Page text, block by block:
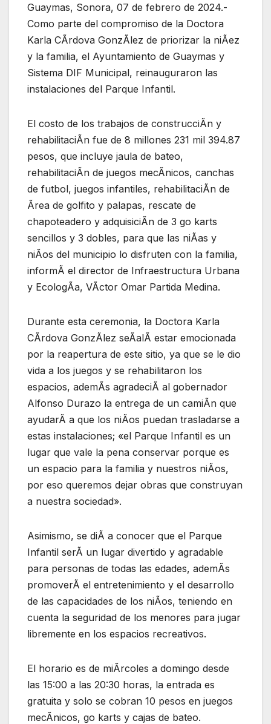
Guaymas, Sonora, 07 de febrero de 2024.-
Como parte del compromiso de la Doctora
Karla CÃrdova GonzÃlez de priorizar la niÃez
y la familia, el Ayuntamiento de Guaymas y
Sistema DIF Municipal, reinauguraron las
instalaciones del Parque Infantil.
El costo de los trabajos de construcciÃn y
rehabilitaciÃn fue de 8 millones 231 mil 394.87
pesos, que incluye jaula de bateo,
rehabilitaciÃn de juegos mecÃnicos, canchas
de futbol, juegos infantiles, rehabilitaciÃn de
Ãrea de golfito y palapas, rescate de
chapoteadero y adquisiciÃn de 3 go karts
sencillos y 3 dobles, para que las niÃas y
niÃos del municipio lo disfruten con la familia,
informÃ el director de Infraestructura Urbana
y EcologÃa, VÃctor Omar Partida Medina.
Durante esta ceremonia, la Doctora Karla
CÃrdova GonzÃlez seÃalÃ estar emocionada
por la reapertura de este sitio, ya que se le dio
vida a los juegos y se rehabilitaron los
espacios, ademÃs agradeciÃ al gobernador
Alfonso Durazo la entrega de un camiÃn que
ayudarÃ a que los niÃos puedan trasladarse a
estas instalaciones; «el Parque Infantil es un
lugar que vale la pena conservar porque es
un espacio para la familia y nuestros niÃos,
por eso queremos dejar obras que construyan
a nuestra sociedad».
Asimismo, se diÃ a conocer que el Parque
Infantil serÃ un lugar divertido y agradable
para personas de todas las edades, ademÃs
promoverÃ el entretenimiento y el desarrollo
de las capacidades de los niÃos, teniendo en
cuenta la seguridad de los menores para jugar
libremente en los espacios recreativos.
El horario es de miÃrcoles a domingo desde
las 15:00 a las 20:30 horas, la entrada es
gratuita y solo se cobran 10 pesos en juegos
mecÃnicos, go karts y cajas de bateo.